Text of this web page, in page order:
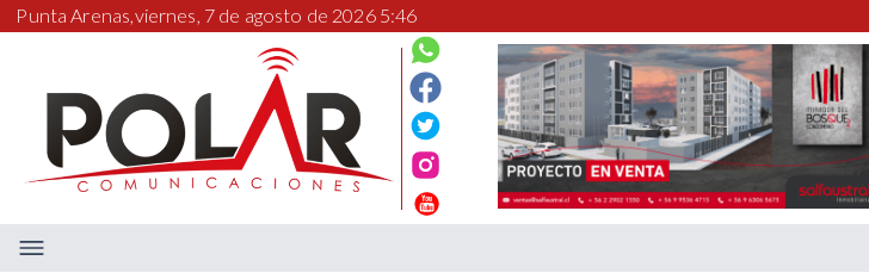
Punta Arenas,viernes, 7 de agosto de 2026 5:46